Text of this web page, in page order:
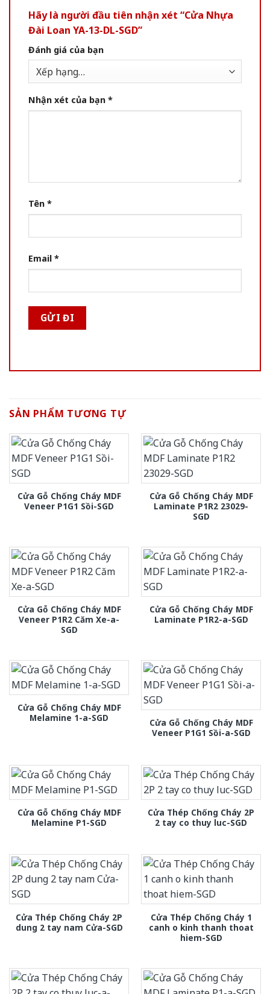
Hãy là người đầu tiên nhận xét “Cửa Nhựa
Đài Loan YA-13-DL-SGD”
Đánh giá của bạn
Nhận xét của bạn *
Tên *
Email *
SẢN PHẨM TƯƠNG TỰ
Cửa Gỗ Chống Cháy MDF
Veneer P1G1 Sồi-SGD
Cửa Gỗ Chống Cháy MDF
Laminate P1R2 23029-
SGD
Cửa Gỗ Chống Cháy MDF
Veneer P1R2 Căm Xe-a-
SGD
Cửa Gỗ Chống Cháy MDF
Laminate P1R2-a-SGD
Cửa Gỗ Chống Cháy MDF
Melamine 1-a-SGD
Cửa Gỗ Chống Cháy MDF
Veneer P1G1 Sồi-a-SGD
Cửa Gỗ Chống Cháy MDF
Melamine P1-SGD
Cửa Thép Chống Cháy 2P
2 tay co thuy luc-SGD
Cửa Thép Chống Cháy 2P
dung 2 tay nam Cửa-SGD
Cửa Thép Chống Cháy 1
canh o kinh thanh thoat
hiem-SGD